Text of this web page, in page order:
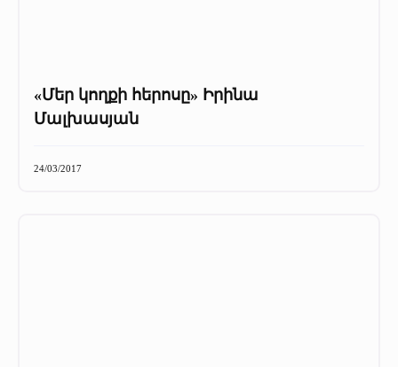
«Մեր կողքի հերոսը» Իրինա
Մալխասյան
24/03/2017